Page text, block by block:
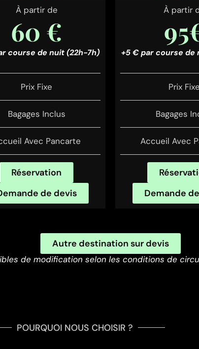
À partir de
60 €
course de nuit (22h-7h)
Prix Fixe
Bagages Inclus
Avec Pancarte
Réservation
de devis
À partir
+5 € par course de
Prix Fixe
Bagages
Accueil Avec
Demande
Autre destination sur devis
de modification selon les conditions de
POURQUOI NOUS CHOISIR ?